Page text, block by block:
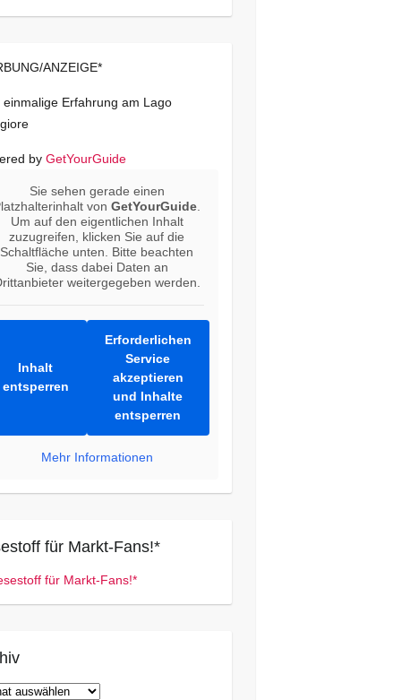
ANZEIGE*
einmalige Erfahrung am Lago
by GetYourGuide
Sie sehen gerade einen
vonGetYourGuide
Um auf den eigentlichen Inhalt
zuzugreifen, klicken Sie auf die
Schaltfläche unten. Bitte beachten
Sie, dass dabei Daten an
weitergegeben werden.
Inhalt
entsperren
Erforderlichen
Service
akzeptieren
und Inhalte
entsperren
Mehr Informationen
für Markt-Fans!*